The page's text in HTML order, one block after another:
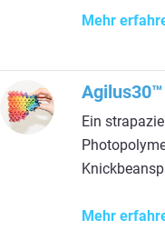
Mehr
Ein
Mehr